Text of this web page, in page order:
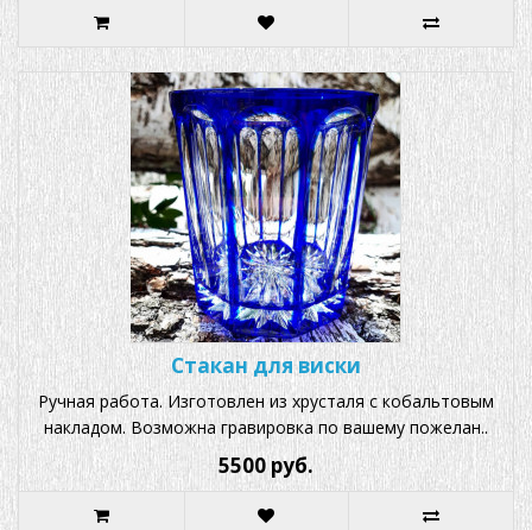
Стакан для виски
Ручная работа. Изготовлен из хрусталя с кобальтовым
накладом. Возможна гравировка по вашему пожелан..
5500 руб.